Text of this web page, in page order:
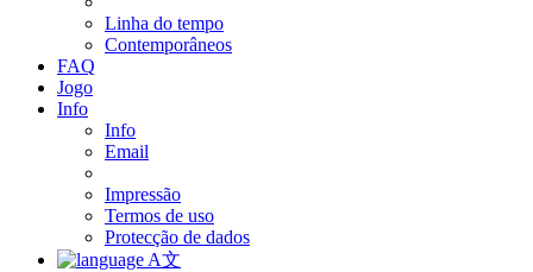
Linha do tempo
Contemporâneos
FAQ
Jogo
Info
Info
Email
Impressão
Termos de uso
Protecção de dados
A文